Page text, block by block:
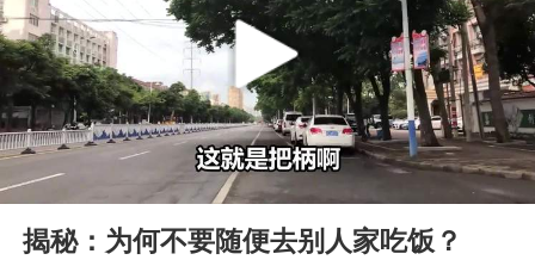
“白海豚”最新位置公布
外国游客的“中国游三件套”火了
上海大部迎大暴雨
以军士兵把枪口对准中国记者
白海豚在海上打了个结
Play
00:00 04:37
揭秘：为何不要随便去别人家吃饭？